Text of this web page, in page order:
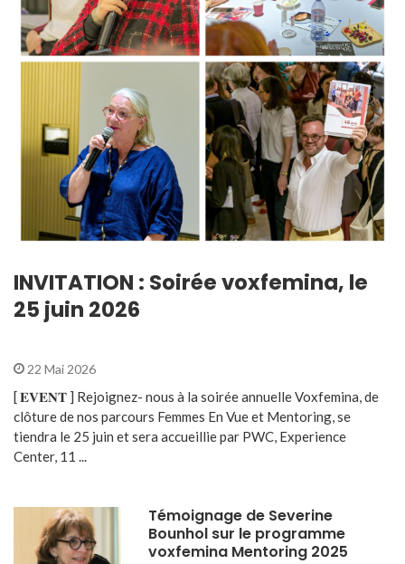
INVITATION : Soirée voxfemina, le
25 juin 2026
22 Mai 2026
[ 𝐄𝐕𝐄𝐍𝐓 ] Rejoignez- nous à la soirée annuelle Voxfemina, de
clôture de nos parcours Femmes En Vue et Mentoring, se
tiendra le 25 juin et sera accueillie par PWC, Experience
Center, 11 ...
Témoignage de Severine
Bounhol sur le programme
voxfemina Mentoring 2025